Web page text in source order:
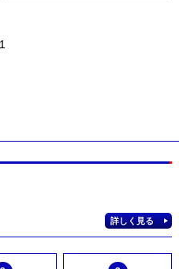
1
詳しく見る